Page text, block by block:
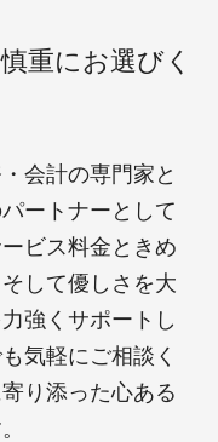
重にお選びく
会計の専門家と
ートナーとして
ビス料金ときめ
して優しさを大
強くサポートし
気軽にご相談く
り添った心ある